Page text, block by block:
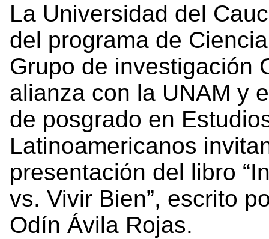
La Universidad del
del programa de
Grupo de investigación
alianza con la UNAM y
de posgrado en
Latinoamericanos
presentación del libro
vs. Vivir Bien”, escrito
Odín Ávila Rojas.